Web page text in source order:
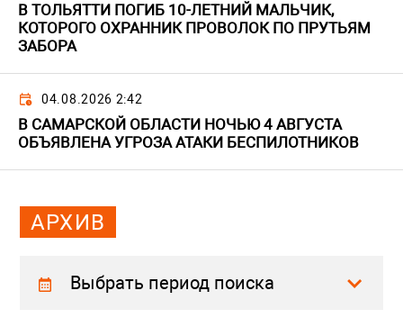
В ТОЛЬЯТТИ ПОГИБ 10-ЛЕТНИЙ МАЛЬЧИК,
КОТОРОГО ОХРАННИК ПРОВОЛОК ПО ПРУТЬЯМ
ЗАБОРА
04.08.2026 2:42
В САМАРСКОЙ ОБЛАСТИ НОЧЬЮ 4 АВГУСТА
ОБЪЯВЛЕНА УГРОЗА АТАКИ БЕСПИЛОТНИКОВ
АРХИВ
Выбрать период поиска